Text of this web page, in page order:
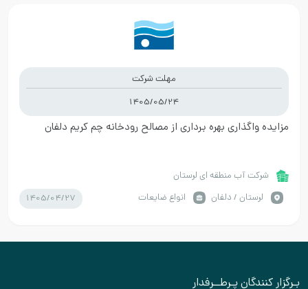
مهلت شرکت
1405/05/24
مزایده واگذاری بهره برداری از مصالح رودخانه چم کریم دلفان
شرکت آب منطقه ای لرستان
لرستان / دلفان
انواع ضایعات 1405/04/27
بـرگزار کنندگان پـرطــرفدار